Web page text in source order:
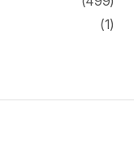
(1)